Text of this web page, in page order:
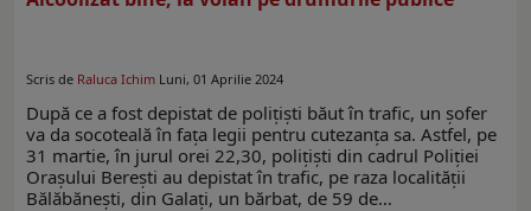
Scris de Raluca Ichim Luni, 01 Aprilie 2024
După ce a fost depistat de polițiști băut în trafic, un șofer
va da socoteală în fața legii pentru cutezanța sa. Astfel, pe
31 martie, în jurul orei 22,30, polițiști din cadrul Poliției
Orașului Berești au depistat în trafic, pe raza localității
Bălăbănești, din Galați, un bărbat, de 59 de…